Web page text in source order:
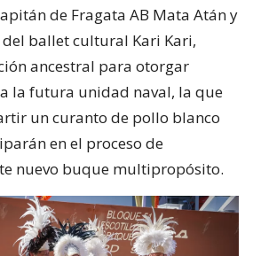
de Fragata AB Mata Atán y
ballet cultural Kari Kari,
ancestral para otorgar
la futura unidad naval, la que
un curanto de pollo blanco
en el proceso de
nuevo buque multipropósito.